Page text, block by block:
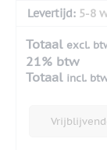
Levertijd: 5-8
Totaal excl.
21% btw
Totaal incl.